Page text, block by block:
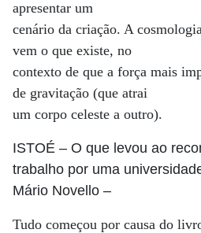
apresentar um
cenário da criação. A
vem o que existe, no
contexto de que a força mais
de gravitação (que atrai
um corpo celeste a outro).
ISTOÉ – O que levou ao
trabalho por uma
Mário Novello –
Tudo começou por causa do